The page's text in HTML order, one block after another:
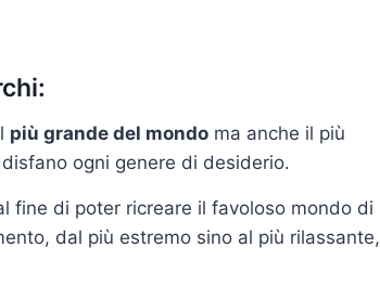
più grande del mondo ma anche il più
ogni genere di desiderio.
fine di poter ricreare il favoloso mondo di
dal più estremo sino al più rilassante,